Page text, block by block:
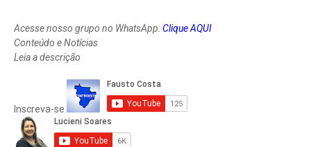
Acesse nosso grupo no WhatsApp:Clique AQUI
Conteúdo e Notícias
Leia a descrição
Inscreva-se